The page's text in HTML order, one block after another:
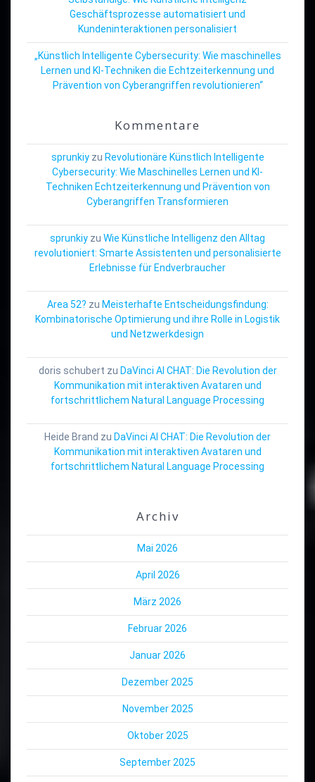
Geschäftsprozesse automatisiert und
Kundeninteraktionen personalisiert
„Künstlich Intelligente Cybersecurity: Wie maschinelles
Lernen und KI-Techniken die Echtzeiterkennung und
Prävention von Cyberangriffen revolutionieren“
Kommentare
sprunkiyzu Revolutionäre Künstlich Intelligente
Cybersecurity: Wie Maschinelles Lernen und KI-
Techniken Echtzeiterkennung und Prävention von
Cyberangriffen Transformieren
sprunkiy zu Wie Künstliche Intelligenz den Alltag
revolutioniert: Smarte Assistenten und personalisierte
Erlebnisse für Endverbraucher
Area 52? zu Meisterhafte Entscheidungsfindung:
Kombinatorische Optimierung und ihre Rolle in Logistik
und Netzwerkdesign
doris schubert zu DaVinci AI CHAT: Die Revolution der
Kommunikation mit interaktiven Avataren und
fortschrittlichem Natural Language Processing
Heide Brand zu DaVinci AI CHAT: Die Revolution der
Kommunikation mit interaktiven Avataren und
fortschrittlichem Natural Language Processing
Archiv
Mai 2026
April 2026
März 2026
Februar 2026
Januar 2026
Dezember 2025
November 2025
Oktober 2025
September 2025